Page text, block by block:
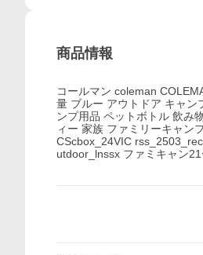
商品情報
コールマン coleman
量 ブルー アウトドア キャン
ンプ用品 ペットボトル 飲み
ィー 家族 ファミリーキャン
CScbox_24VIC
utdoor_lnssx ファミキャン